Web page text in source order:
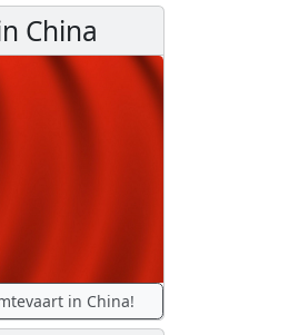
China
in China!